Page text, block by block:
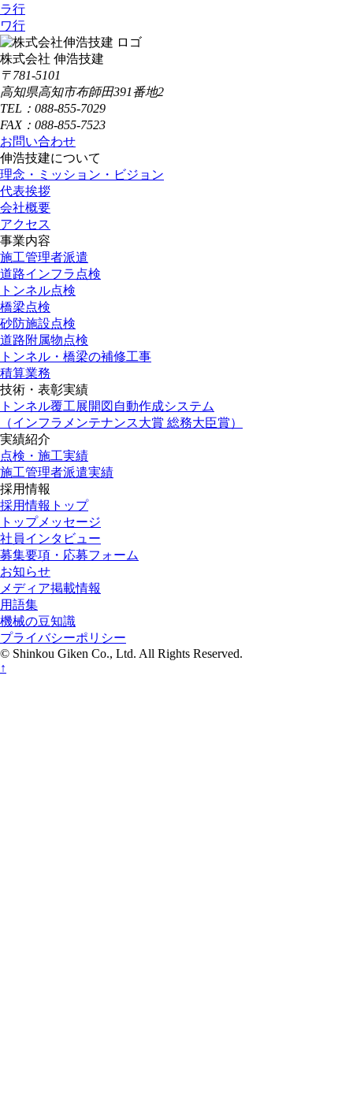
ラ行
ワ行
株式会社 伸浩技建
〒781-5101
高知県高知市布師田391番地2
TEL：088-855-7029
FAX：088-855-7523
お問い合わせ
伸浩技建について
理念・ミッション・ビジョン
代表挨拶
会社概要
アクセス
事業内容
施工管理者派遣
道路インフラ点検
トンネル点検
橋梁点検
砂防施設点検
道路附属物点検
トンネル・橋梁の補修工事
積算業務
技術・表彰実績
トンネル覆工展開図自動作成システム
（インフラメンテナンス大賞 総務大臣賞）
実績紹介
点検・施工実績
施工管理者派遣実績
採用情報
採用情報トップ
トップメッセージ
社員インタビュー
募集要項・応募フォーム
お知らせ
メディア掲載情報
用語集
機械の豆知識
プライバシーポリシー
© Shinkou Giken Co., Ltd. All Rights Reserved.
↑